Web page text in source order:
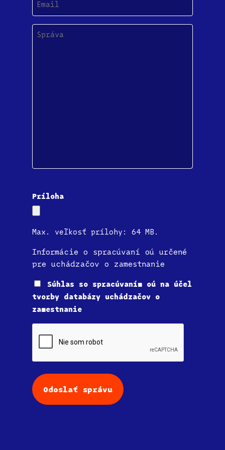
Správa
Príloha
Max. veľkosť prílohy: 64 MB.
Informácie o spracúvaní oú určené
pre uchádzačov o zamestnanie
SúhlasSúhlas so spracúvaním oú na účel
tvorby databázy uchádzačov o
zamestnanie